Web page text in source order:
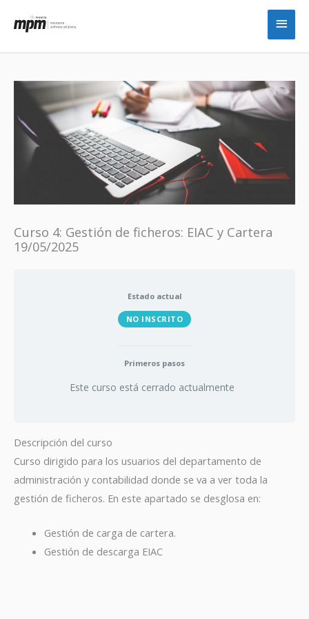
Curso 4: Gestión de ficheros: EIAC y Cartera
19/05/2025
Estado actual
NO INSCRITO
Primeros pasos
Este curso está cerrado actualmente
Descripción del curso
Curso dirigido para los usuarios del departamento de
administración y contabilidad donde se va a ver toda la
gestión de ficheros. En este apartado se desglosa en:
Gestión de carga de cartera.
Gestión de descarga EIAC